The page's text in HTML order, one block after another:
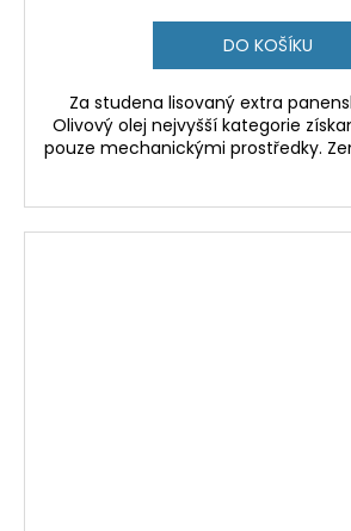
DO KOŠÍKU
Za studena lisovaný extra
Olivový olej nejvyšší kategorie
pouze mechanickými prostředky.